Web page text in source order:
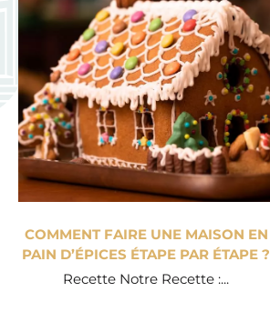
COMMENT FAIRE UNE MAISON EN
PAIN D’ÉPICES ÉTAPE PAR ÉTAPE ?
Recette Notre Recette :...